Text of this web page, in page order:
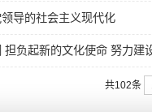
导的社会主义现代化
负起新的文化使命 努力建
共102条